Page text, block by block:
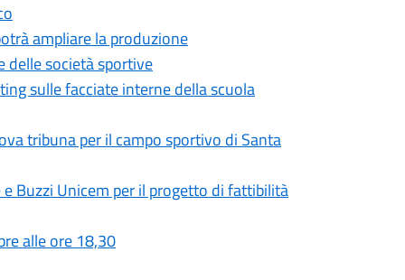
ampliare la produzione
società sportive
sulle facciate interne della scuola
tribuna per il campo sportivo di Santa
Buzzi Unicem per il progetto di fattibilità
alle ore 18,30